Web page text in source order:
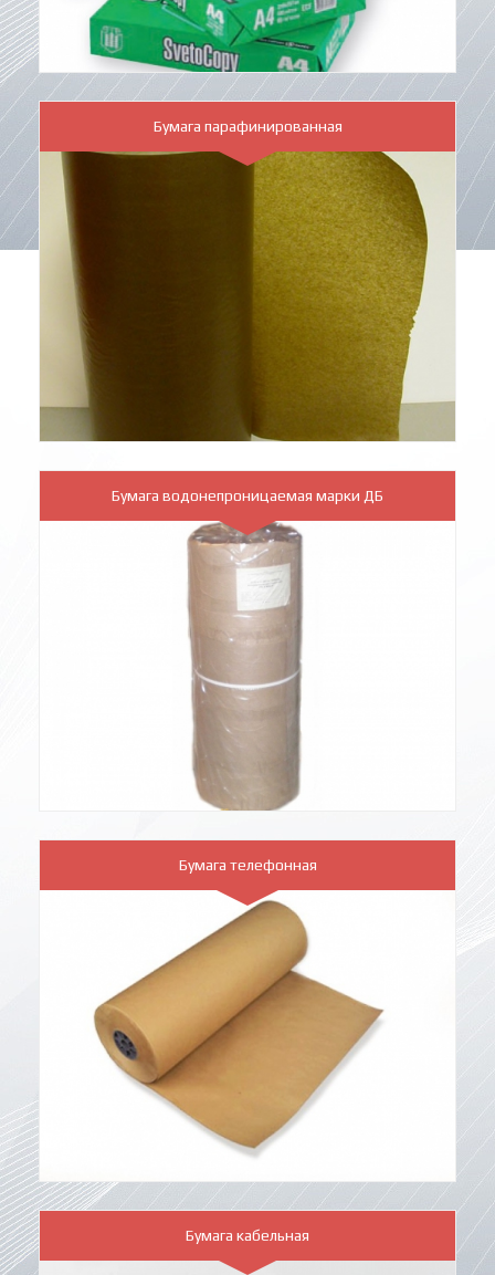
Бумага парафинированная
Бумага водонепроницаемая марки ДБ
Бумага телефонная
Бумага кабельная